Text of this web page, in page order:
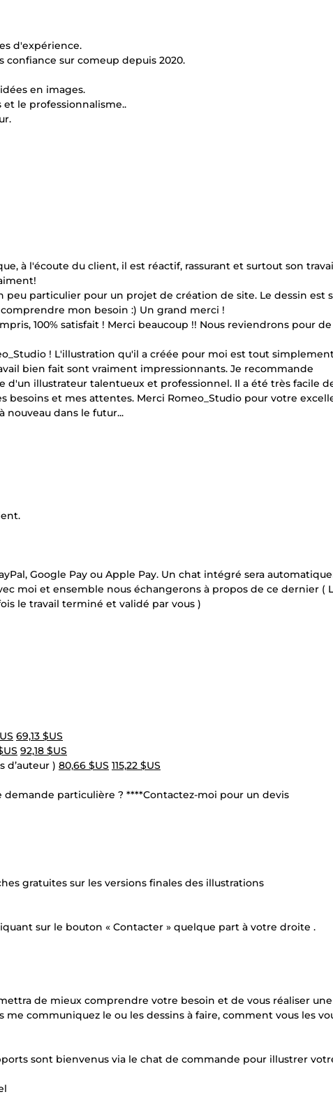
d'expérience.
sur comeup depuis 2020.
en images.
le professionnalisme..
à l'écoute du client, il est réactif, rassurant et surtout son
peu particulier pour un projet de création de site. Le dessin est
mon besoin :) Un grand merci !
100% satisfait ! Merci beaucoup !! Nous reviendrons pour de
! L'illustration qu'il a créée pour moi est tout
bien fait sont vraiment impressionnants. Je recommande
illustrateur talentueux et professionnel. Il a été très facile
et mes attentes. Merci Romeo_Studio pour votre
nouveau dans le futur...
Google Pay ou Apple Pay. Un chat intégré sera
moi et ensemble nous échangerons à propos de ce dernier (
le travail terminé et validé par vous )
69,13 $US
92,18 $US
d’auteur ) 80,66 $US 115,22 $US
demande particulière ? ****Contactez-moi pour un devis
gratuites sur les versions finales des illustrations
sur le bouton « Contacter » quelque part à votre droite .
de mieux comprendre votre besoin et de vous réaliser une
me communiquez le ou les dessins à faire, comment vous les
sont bienvenus via le chat de commande pour illustrer